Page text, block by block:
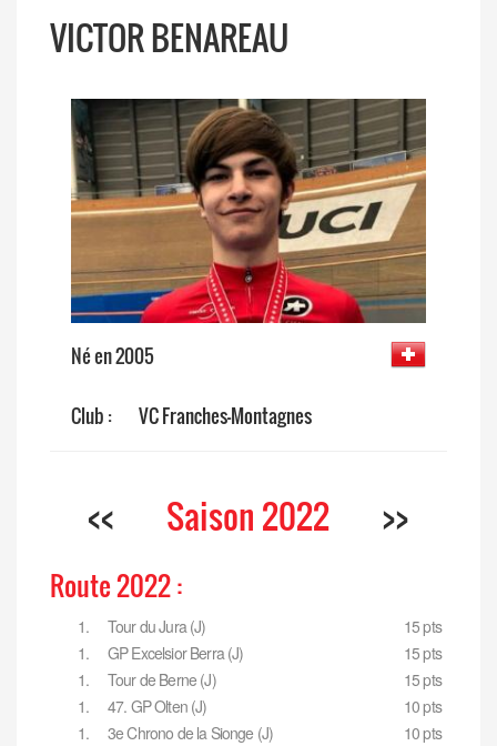
VICTOR BENAREAU
Né en 2005
Club : VC Franches-Montagnes
<< Saison 2022 >>
Route 2022 :
1. Tour du Jura (J)
15 pts
1.
GP Excelsior Berra (J)
15 pts
1.
Tour de Berne (J)
15 pts
1.
47. GP Olten (J)
10 pts
1.
3e Chrono de la Sionge (J)
10 pts